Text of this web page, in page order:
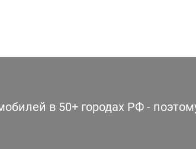
в 50+ городах РФ -